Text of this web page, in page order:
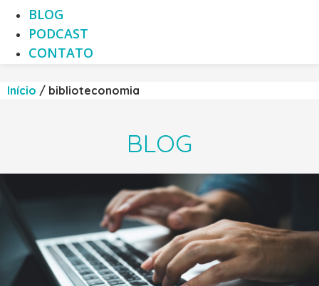
BLOG
PODCAST
CONTATO
Início / biblioteconomia
BLOG